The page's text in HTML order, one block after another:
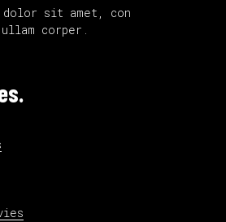
dolor sit amet, con
corper.